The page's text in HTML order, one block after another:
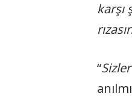
karşı
“